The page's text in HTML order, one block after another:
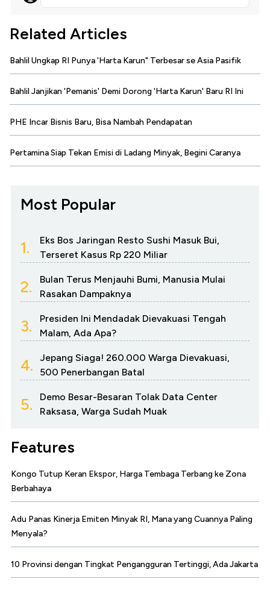
Related Articles
Bahlil Ungkap RI Punya 'Harta Karun" Terbesar se Asia Pasifik
Bahlil Janjikan 'Pemanis' Demi Dorong 'Harta Karun' Baru RI Ini
PHE Incar Bisnis Baru, Bisa Nambah Pendapatan
Pertamina Siap Tekan Emisi di Ladang Minyak, Begini Caranya
Most Popular
1.
Eks Bos Jaringan Resto Sushi Masuk Bui,
Terseret Kasus Rp 220 Miliar
2.
Bulan Terus Menjauhi Bumi, Manusia Mulai
Rasakan Dampaknya
3.
Presiden Ini Mendadak Dievakuasi Tengah
Malam, Ada Apa?
4.
Jepang Siaga! 260.000 Warga Dievakuasi,
500 Penerbangan Batal
5.
Demo Besar-Besaran Tolak Data Center
Raksasa, Warga Sudah Muak
Features
Kongo Tutup Keran Ekspor, Harga Tembaga Terbang ke Zona
Berbahaya
Adu Panas Kinerja Emiten Minyak RI, Mana yang Cuannya Paling
Menyala?
10 Provinsi dengan Tingkat Pengangguran Tertinggi, Ada Jakarta